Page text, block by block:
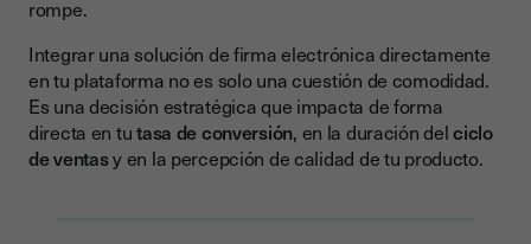
Tres estrategias para maximizar el impacto en tu conversión
1. Integra la firma en el flujo de activación o contratación
2. Elige el modelo de integración adecuado a tu producto
3. Automatiza el seguimiento de documentos pendientes
rompe.
Integrar una solución de firma electrónica directamente
en tu plataforma no es solo una cuestión de comodidad.
Es una decisión estratégica que impacta de forma
directa en tutasa de conversión, en la duración delciclo
de ventasy en la percepción de calidad de tu producto.